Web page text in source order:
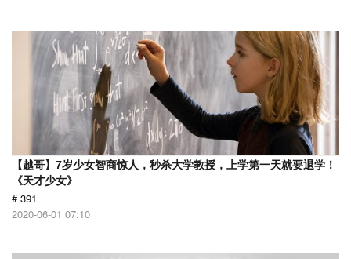
【越哥】7岁少女智商惊人，秒杀大学教授，上学第一天就要退学！
《天才少女》
# 391
2020-06-01 07:10